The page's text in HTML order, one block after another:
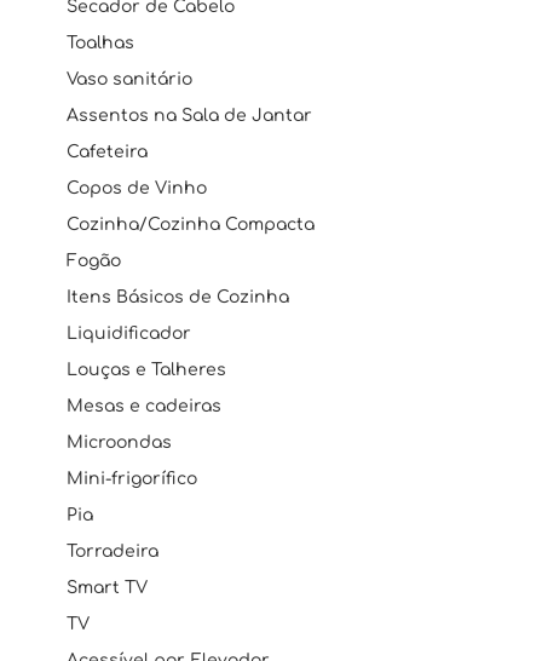
Secador de Cabelo
Toalhas
Vaso sanitário
Assentos na Sala de Jantar
Cafeteira
Copos de Vinho
Cozinha/Cozinha Compacta
Fogão
Itens Básicos de Cozinha
Liquidificador
Louças e Talheres
Mesas e cadeiras
Microondas
Mini-frigorífico
Pia
Torradeira
Smart TV
TV